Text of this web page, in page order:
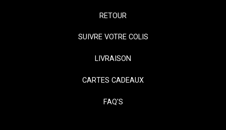
RETOUR
SUIVRE VOTRE COLIS
LIVRAISON
CARTES CADEAUX
FAQ'S